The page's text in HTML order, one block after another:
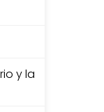
y la